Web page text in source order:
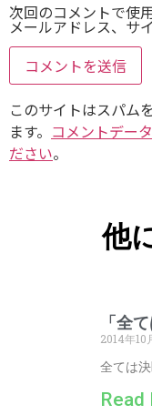
次回のコメントで使
メールアドレス、サ
このサイトはスパム
ます。 コメントデー
ださい。
他
「全
2014年10
全ては
Read